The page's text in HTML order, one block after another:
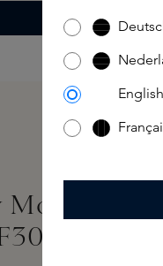
More
7ml 7ml
English